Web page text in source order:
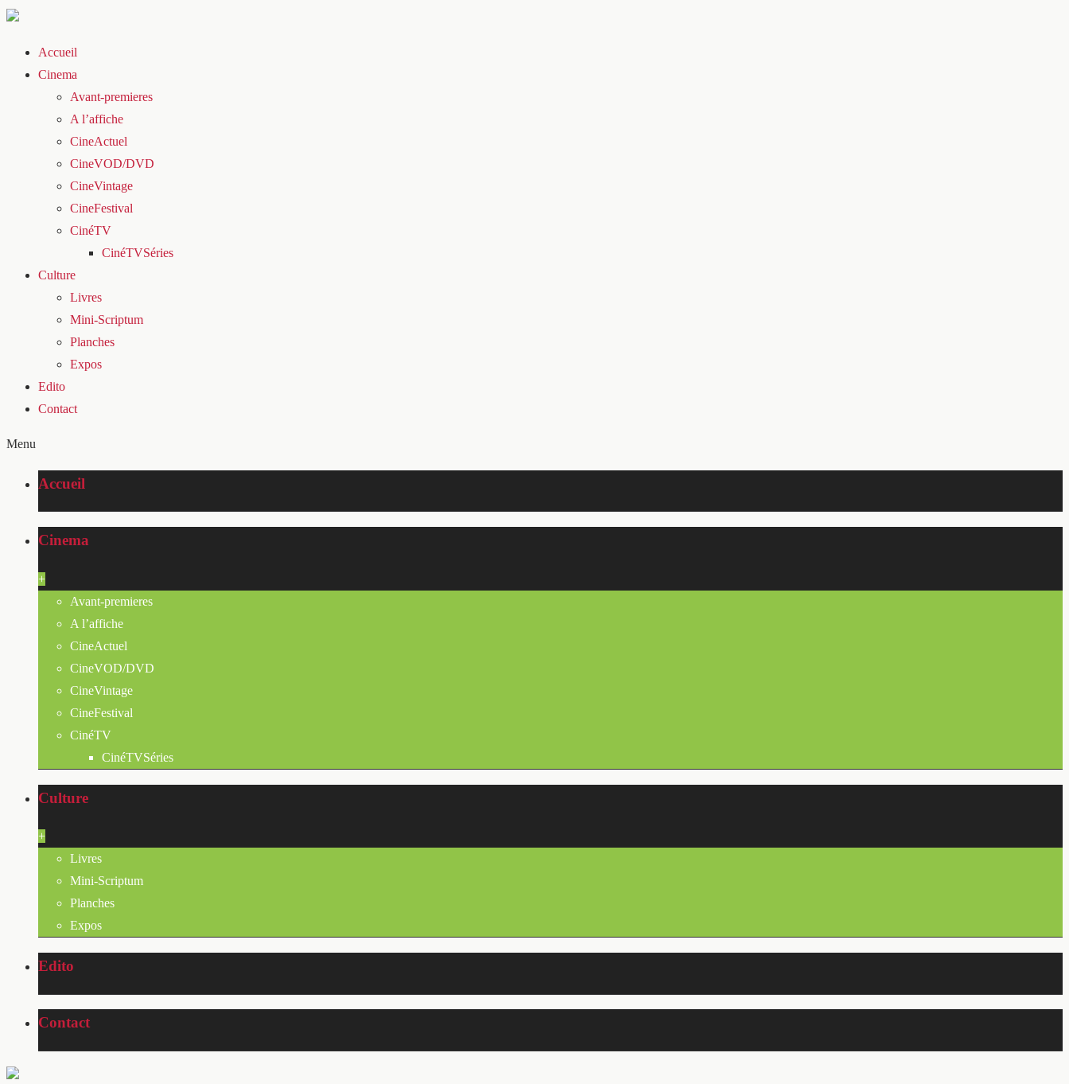
Accueil
Cinema
Avant-premieres
A l’affiche
CineActuel
CineVOD/DVD
CineVintage
CineFestival
CinéTV
CinéTVSéries
Culture
Livres
Mini-Scriptum
Planches
Expos
Edito
Contact
Menu
Accueil
Cinema
+
Avant-premieres
A l’affiche
CineActuel
CineVOD/DVD
CineVintage
CineFestival
CinéTV
CinéTVSéries
Culture
+
Livres
Mini-Scriptum
Planches
Expos
Edito
Contact